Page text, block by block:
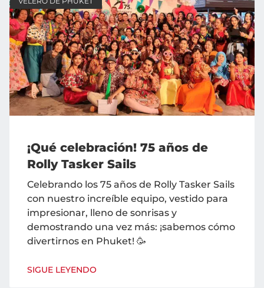
¡Qué celebración! 75 años de
Rolly Tasker Sails
Celebrando los 75 años de Rolly Tasker Sails
con nuestro increíble equipo, vestido para
impresionar, lleno de sonrisas y
demostrando una vez más: ¡sabemos cómo
divertirnos en Phuket! 🥳
SIGUE LEYENDO